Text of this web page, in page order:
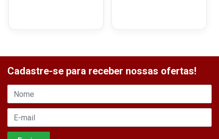
Cadastre-se para receber nossas ofertas!